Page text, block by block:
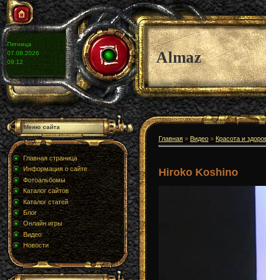
Пятница
07.08.2026
09:12
Almaz
Меню сайта
Главная страница
Информация о сайте
Фотоальбомы
Каталог сайтов
Каталог статей
Блог
Онлайн игры
Видео
Новости
Главная » Видео » Красота и
Hiroko Koshino